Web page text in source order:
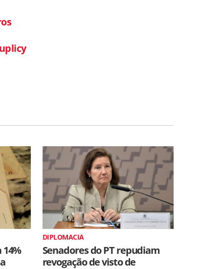
DIPLOMACIA
Senadores do PT repudiam
revogação de visto de